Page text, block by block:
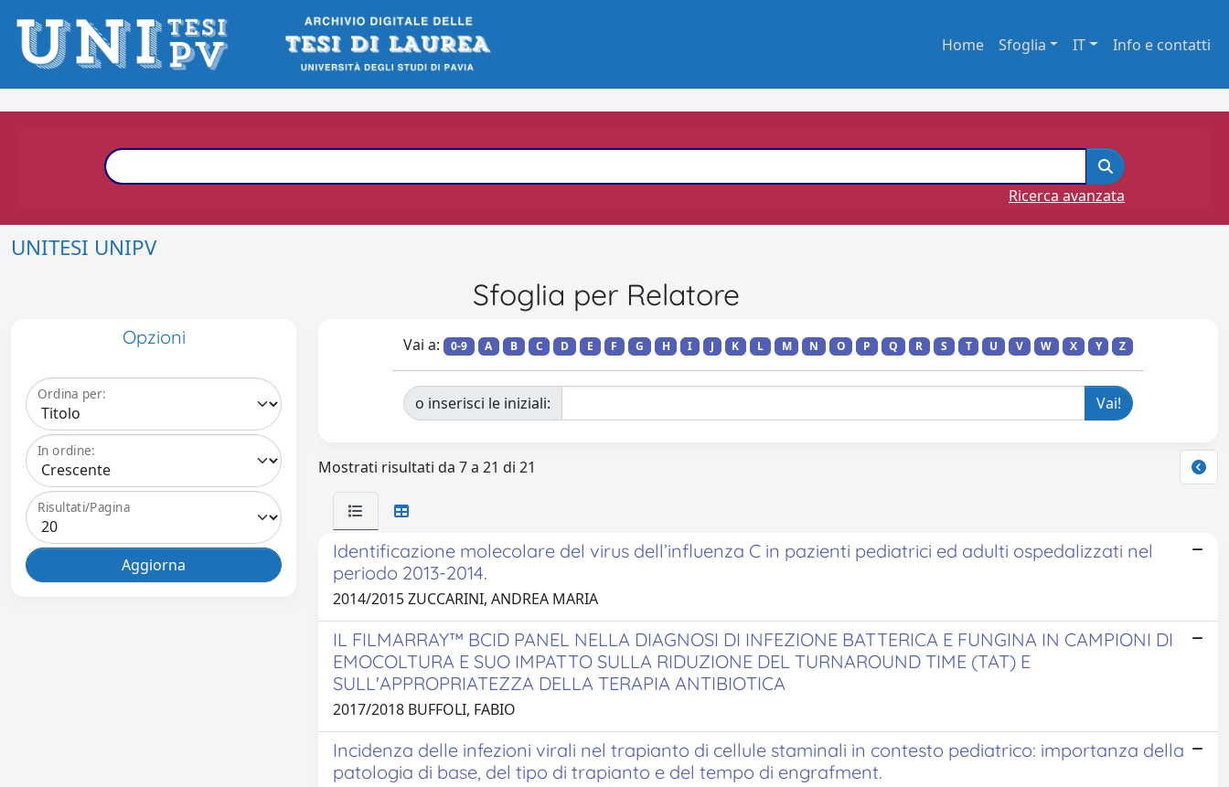
Home Sfoglia IT Info e contatti
Ricerca avanzata
UNITESI UNIPV
Sfoglia per Relatore
Opzioni
Ordina per:
In ordine:
Risultati/Pagina
Vai a: 0-9 A B C D E F G H I J K L M N O P Q R S T U V W X Y Z
o inserisci le iniziali:
Mostrati risultati da 7 a 21 di 21
Identificazione molecolare del virus dell’influenza C in pazienti pediatrici ed adulti ospedalizzati nel
periodo 2013-2014.
2014/2015 ZUCCARINI, ANDREA MARIA
IL FILMARRAY™ BCID PANEL NELLA DIAGNOSI DI INFEZIONE BATTERICA E FUNGINA IN CAMPIONI DI
EMOCOLTURA E SUO IMPATTO SULLA RIDUZIONE DEL TURNAROUND TIME (TAT) E
SULL'APPROPRIATEZZA DELLA TERAPIA ANTIBIOTICA
2017/2018 BUFFOLI, FABIO
Incidenza delle infezioni virali nel trapianto di cellule staminali in contesto pediatrico: importanza della
patologia di base, del tipo di trapianto e del tempo di engrafment.